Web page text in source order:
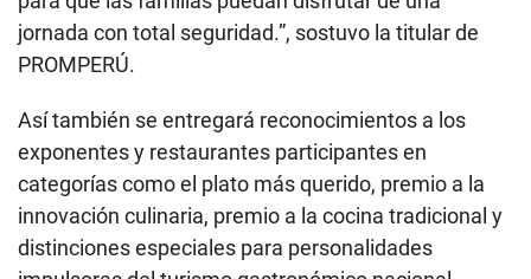
jornada con total seguridad.”, sostuvo la titular de
PROMPERÚ.
Así también se entregará reconocimientos a los
exponentes y restaurantes participantes en
categorías como el plato más querido, premio a la
innovación culinaria, premio a la cocina tradicional y
distinciones especiales para personalidades